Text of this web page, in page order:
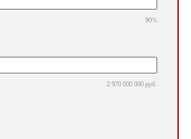
90%
2 970 000 000 руб.